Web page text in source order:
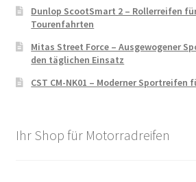
Dunlop ScootSmart 2 – Rollerreifen
Tourenfahrten
Mitas Street Force – Ausgewogener
den täglichen Einsatz
CST CM-NK01 – Moderner
Ihr Shop für Motorradreifen